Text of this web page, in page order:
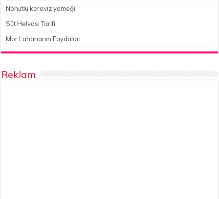
Nohutlu kereviz yemeği
Süt Helvası Tarifi
Mor Lahananın Faydaları
Reklam